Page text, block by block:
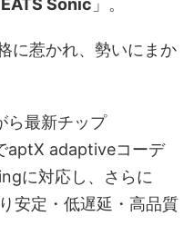
Sonic 」。
に惹かれ、勢いにまか
ら最新チップ
aptX adaptiveコーデ
に対応し、さらに
安定・低遅延・高品質